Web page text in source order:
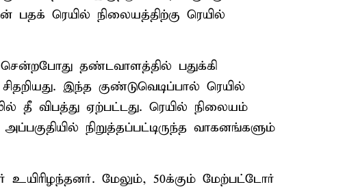
பதக் ரெயில் நிலையத்திற்கு ரெயில்
தண்டவாளத்தில் பதுக்கி
இந்த குண்டுவெடிப்பால் ரெயில்
தீ விபத்து ஏற்பட்டது. ரெயில் நிலையம்
நிறுத்தப்பட்டிருந்த வாகனங்களும்
உயிரிழந்தனர். மேலும், 50க்கும் மேற்பட்டோர்